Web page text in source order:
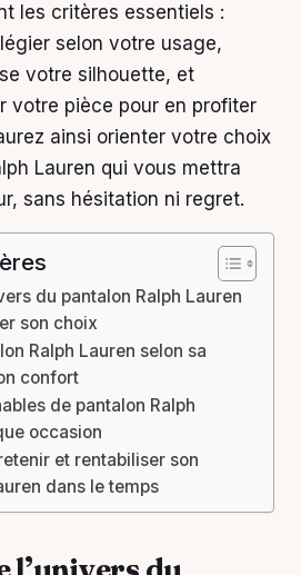
les critères essentiels :
selon votre usage,
votre silhouette, et
votre pièce pour en profiter
ainsi orienter votre choix
Lauren qui vous mettra
sans hésitation ni regret.
du pantalon Ralph Lauren
son choix
Ralph Lauren selon sa
confort
de pantalon Ralph
occasion
et rentabiliser son
dans le temps